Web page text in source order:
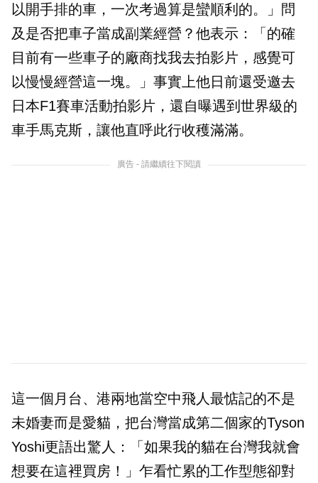
以開手排的車，一次考過算是蠻順利的。」問
及是否把車子當成副業經營？他表示：「的確
目前有一些車子的廠商找我去拍影片，感覺可
以慢慢經營這一塊。」事實上他日前還受邀去
日本F1賽車活動拍影片，還自曝遇到世界級的
車手馬克斯，讓他直呼此行收穫滿滿。
廣告 - 請繼續往下閱讀
這一個月台、港兩地當空中飛人最惦記的不是
未婚妻而是愛貓，把台灣當成第二個家的Tyson
Yoshi更語出驚人：「如果我的貓在台灣我就會
想要在這裡買房！」乍看忙累的工作型態卻對